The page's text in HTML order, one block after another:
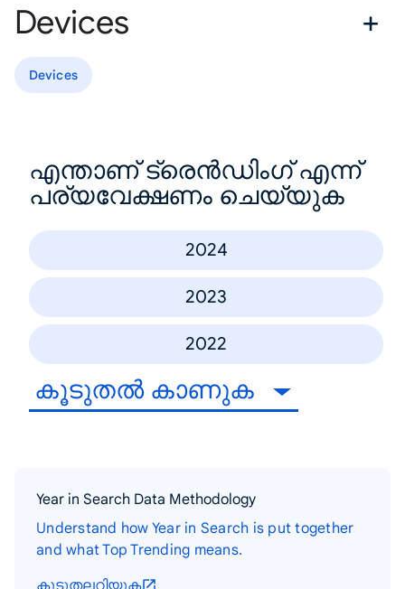
Devices
Devices
എന്താണ് ട്രെൻഡിംഗ് എന്ന്
പര്യവേക്ഷണം ചെയ്യുക
2024
2023
2022
കൂടുതൽ കാണുക
Year in Search Data Methodology
Understand how Year in Search is put together
and what Top Trending means.
കൂടുതലറിയുക